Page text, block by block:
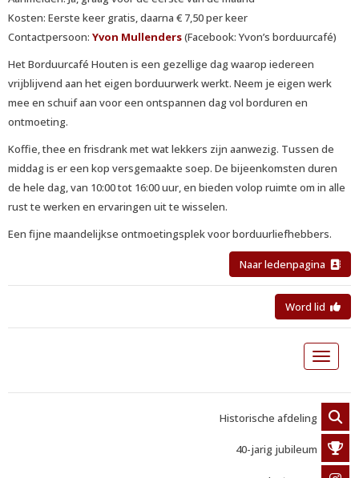
Kosten: Eerste keer gratis, daarna € 7,50 per keer
Contactpersoon: Yvon Mullenders(Facebook: Yvon’s borduurcafé)
Het Borduurcafé Houten is een gezellige dag waarop iedereen
vrijblijvend aan het eigen borduurwerk werkt. Neem je eigen werk
mee en schuif aan voor een ontspannen dag vol borduren en
ontmoeting.
Koffie, thee en frisdrank met wat lekkers zijn aanwezig. Tussen de
middag is er een kop versgemaakte soep. De bijeenkomsten duren
de hele dag, van 10:00 tot 16:00 uur, en bieden volop ruimte om in alle
rust te werken en ervaringen uit te wisselen.
Een fijne maandelijkse ontmoetingsplek voor borduurliefhebbers.
Naar ledenpagina
Word lid
Toggle
Historische afdeling
40-jarig jubileum